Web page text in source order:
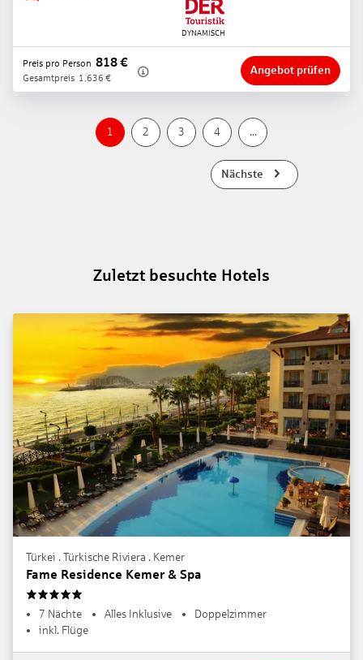
Preis pro Person 818€
Gesamtpreis 1.636 €
Angebot prüfen
1 2 3 4 ...
Nächste
Zuletzt besuchte Hotels
Türkei . Türkische Riviera . Kemer
Fame Residence Kemer & Spa
7 Nächte Alles Inklusive
Doppelzimmer
inkl. Flüge